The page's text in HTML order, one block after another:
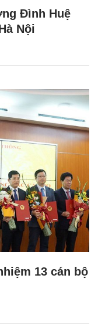
Đình Huệ
Nội
13 cán bộ